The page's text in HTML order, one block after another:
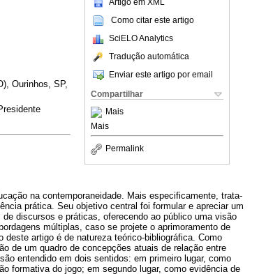
Como citar este artigo
SciELO Analytics
Tradução automática
Enviar este artigo por email
Compartilhar
Mais
Mais
Permalink
Ourinhos, SP,
na contemporaneidade. Mais especificamente, trata-
prática. Seu objetivo central foi formular e apreciar um
discursos e práticas, oferecendo ao público uma visão
múltiplas, caso se projete o aprimoramento de
artigo é de natureza teórico-bibliográfica. Como
de um quadro de concepções atuais de relação entre
entendido em dois sentidos: em primeiro lugar, como
formativa do jogo; em segundo lugar, como evidência de